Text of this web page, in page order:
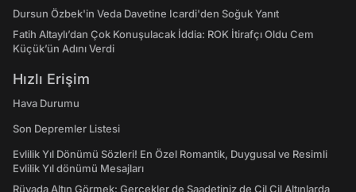
Dursun Özbek'in Veda Davetine Icardi'den Soğuk Yanıt
Fatih Altaylı’dan Çok Konuşulacak İddia: ROK İtirafçı Oldu Cem
Küçük’ün Adını Verdi
Hızlı Erişim
Hava Durumu
Son Depremler Listesi
Evlilik Yıl Dönümü Sözleri! En Özel Romantik, Duygusal ve Resimli
Evlilik Yıl dönümü Mesajları
Rüyada Altın Görmek: Gerçekler de Saadetiniz de Çil Çil Altınlarda